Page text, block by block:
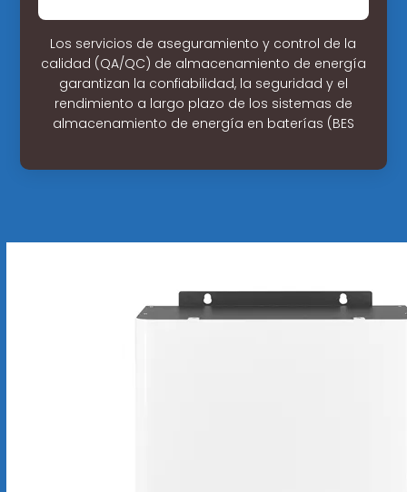
Los servicios de aseguramiento y control de la
calidad (QA/QC) de almacenamiento de energía
garantizan la confiabilidad, la seguridad y el
rendimiento a largo plazo de los sistemas de
almacenamiento de energía en baterías (BES